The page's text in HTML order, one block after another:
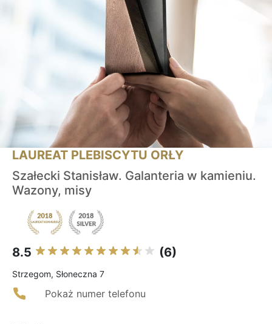
LAUREAT PLEBISCYTU ORŁY
Szałecki Stanisław. Galanteria w kamieniu.
Wazony, misy
8.5 (6)
Strzegom, Słoneczna 7
Pokaż numer telefonu